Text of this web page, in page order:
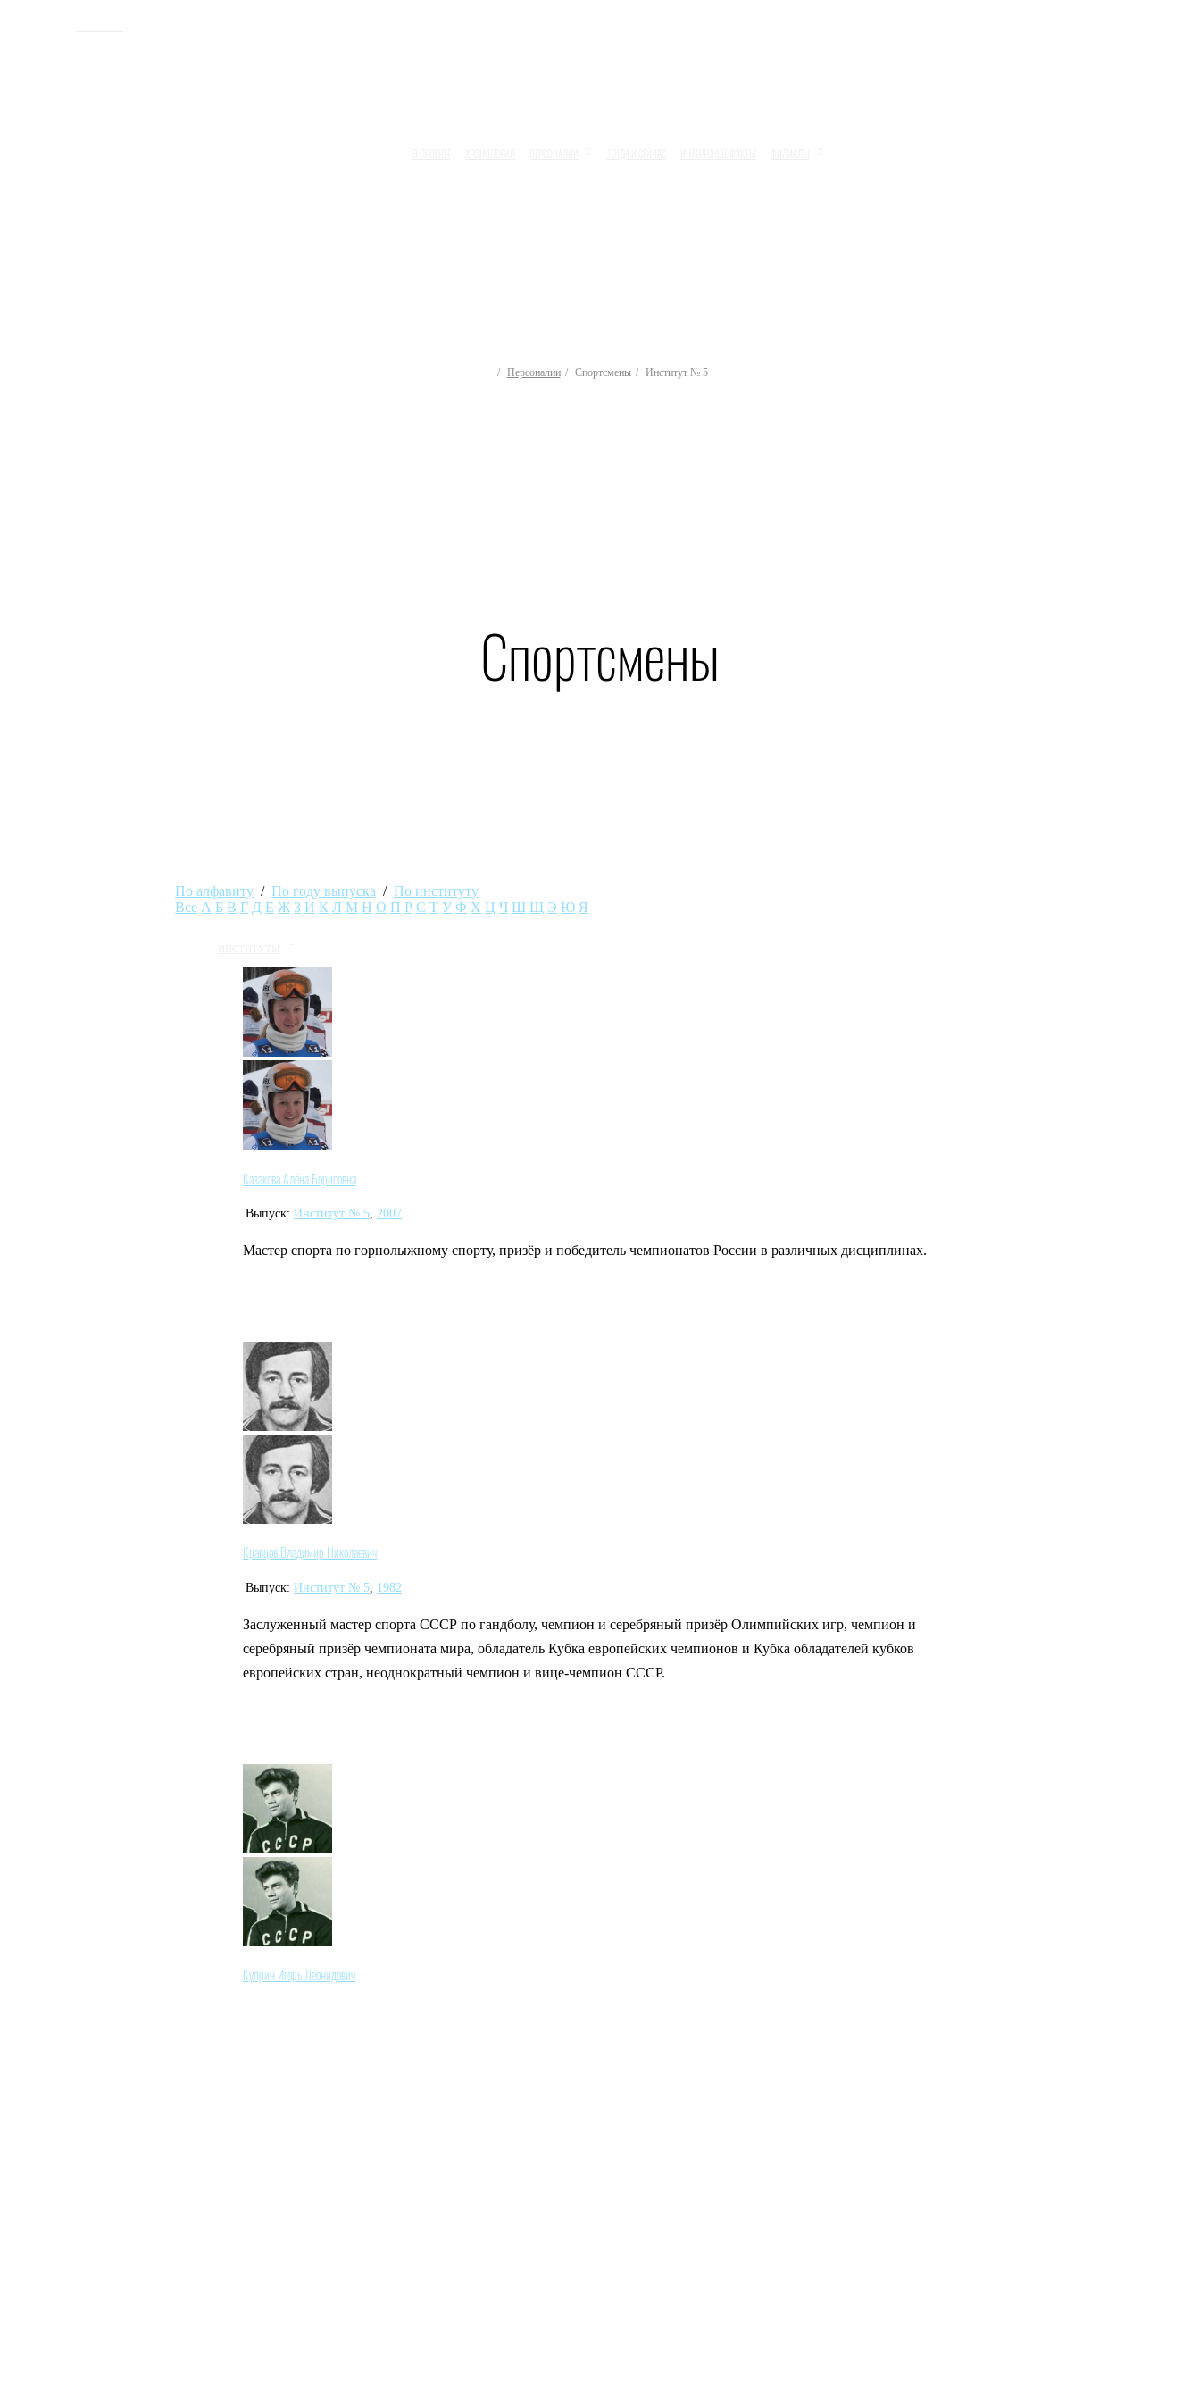
Персоналии Спортсмены Институт № 5
Спортсмены
По алфавиту /По году выпуска /По институту
Все А Б В Г Д Е Ж З И К Л М Н О П Р С Т У Ф Х Ц Ч Ш Щ Э Ю Я
Казакова Алёна Борисовна
Выпуск: Институт № 5 2007
Мастер спорта по горнолыжному спорту, призёр и победитель чемпионатов России в различных дисциплинах.
Кравцов Владимир Николаевич
Выпуск: Институт № 5 1982
Заслуженный мастер спорта СССР по гандболу, чемпион и серебряный призёр Олимпийских игр, чемпион и
серебряный призёр чемпионата мира, обладатель Кубка европейских чемпионов и Кубка обладателей кубков
европейских стран, неоднократный чемпион и вице-чемпион СССР.
Куприн Игорь Леонидович